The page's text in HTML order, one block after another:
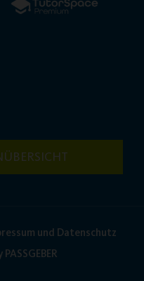
und Datenschutz
PASSGEBER